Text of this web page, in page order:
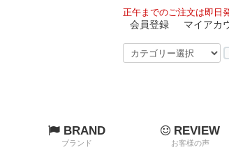
正午までのご注文は即日
会員登録 マイアカ
BRAND
ブランド
REVIEW
お客様の声